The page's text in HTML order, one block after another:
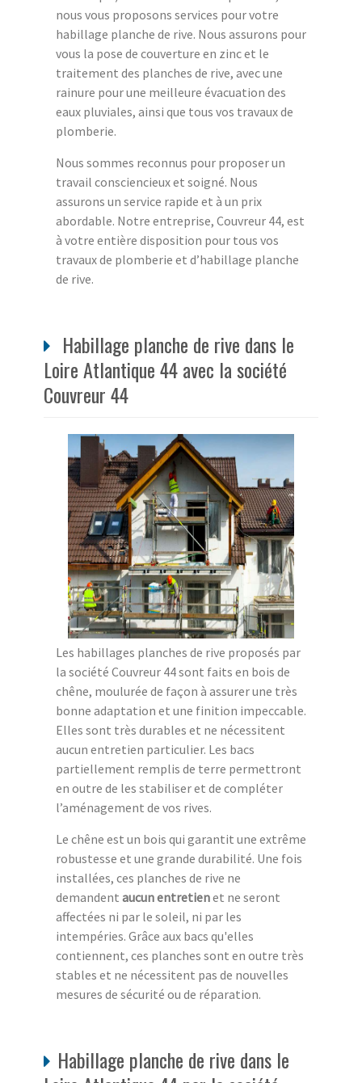
nous vous proposons services pour votre
habillage planche de rive. Nous assurons pour
vous la pose de couverture en zinc et le
traitement des planches de rive, avec une
rainure pour une meilleure évacuation des
eaux pluviales, ainsi que tous vos travaux de
plomberie.
Nous sommes reconnus pour proposer un
travail consciencieux et soigné. Nous
assurons un service rapide et à un prix
abordable. Notre entreprise, Couvreur 44, est
à votre entière disposition pour tous vos
travaux de plomberie et d’habillage planche
de rive.
Habillage planche de rive dans le
Loire Atlantique 44 avec la société
Couvreur 44
Les habillages planches de rive proposés par
la société Couvreur 44 sont faits en bois de
chêne, moulurée de façon à assurer une très
bonne adaptation et une finition impeccable.
Elles sont très durables et ne nécessitent
aucun entretien particulier. Les bacs
partiellement remplis de terre permettront
en outre de les stabiliser et de compléter
l’aménagement de vos rives.
Le chêne est un bois qui garantit une extrême
robustesse et une grande durabilité. Une fois
installées, ces planches de rive ne
demandent aucun entretienet ne seront
affectées ni par le soleil, ni par les
intempéries. Grâce aux bacs qu'elles
contiennent, ces planches sont en outre très
stables et ne nécessitent pas de nouvelles
mesures de sécurité ou de réparation.
Habillage planche de rive dans le